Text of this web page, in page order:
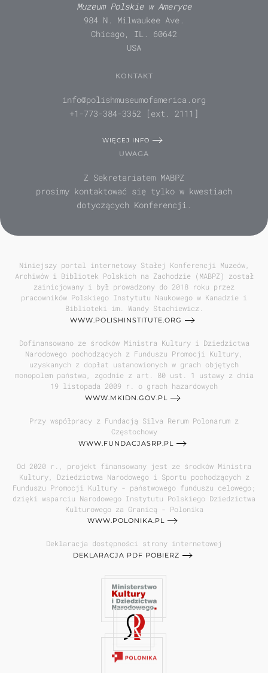
Muzeum Polskie w Ameryce
984 N. Milwaukee Ave.
Chicago, IL. 60642
USA
KONTAKT
info@polishmuseumofamerica.org
+1-773-384-3352 [ext. 2111]
WIĘCEJ INFO
UWAGA
Z Sekretariatem MABPZ
prosimy kontaktować się tylko w kwestiach
dotyczących Konferencji.
Niniejszy portal internetowy Stałej Konferencji Muzeów,
Archiwów i Bibliotek Polskich na Zachodzie (MABPZ) został
zainicjowany i był prowadzony do 2018 roku przez
pracowników Polskiego Instytutu Naukowego w Kanadzie i
Biblioteki im. Wandy Stachiewicz.
WWW.POLISHINSTITUTE.ORG
Dofinansowano ze środków Ministra Kultury i Dziedzictwa
Narodowego pochodzących z Funduszu Promocji Kultury,
uzyskanych z dopłat ustanowionych w grach objętych
monopolem państwa, zgodnie z art. 80 ust. 1 ustawy z dnia
19 listopada 2009 r. o grach hazardowych
WWW.MKIDN.GOV.PL
Przy współpracy z Fundacją Silva Rerum Polonarum z
Częstochowy
WWW.FUNDACJASRP.PL
Od 2020 r., projekt finansowany jest ze środków Ministra
Kultury, Dziedzictwa Narodowego i Sportu pochodzących z
Funduszu Promocji Kultury - państwowego funduszu celowego;
dzięki wsparciu Narodowego Instytutu Polskiego Dziedzictwa
Kulturowego za Granicą - Polonika
WWW.POLONIKA.PL
Deklaracja dostępności strony internetowej
DEKLARACJA PDF POBIERZ